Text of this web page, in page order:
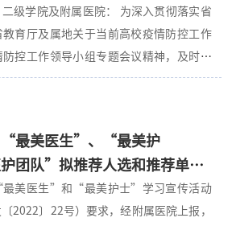
际教育学院、教务处、后勤管理处、保
汇报各部门当前疫情防控工作情况、假
疫情防控准备工作。 2.学院疫情防
调解决的困难问题及初步解决方案。 4.
段学院疫情防控工作。学院疫情防控工
年6月21日
附属医院： 为深入贯彻落实省
育厅及属地关于当前高校疫情防控工作
控工作领导小组专题会议精神，及时传
情防控形势，了解学院疫情防控工作动
疫情防控工作简报，促进精准高效做好
，提升突发疫情应急处置能力，持续巩
段性成果。请院直各单位、部门、各二
结合工作实际，指定专人于每周五16时
工作亮点及好的经验做法，要求文字精
“最美医生”、“最美护
团队”拟推荐人选和推荐单位
最美医生”和“最美护士”学习宣传活动
2022〕22号）要求，经附属医院上报，